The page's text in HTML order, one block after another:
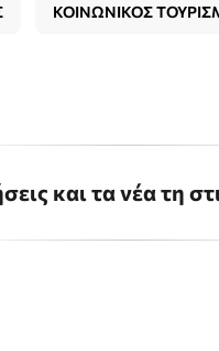
ΚΟΙΝΩΝΙΚΟΣ
και τα νέα τη